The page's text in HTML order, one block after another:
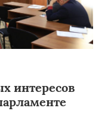
интересов